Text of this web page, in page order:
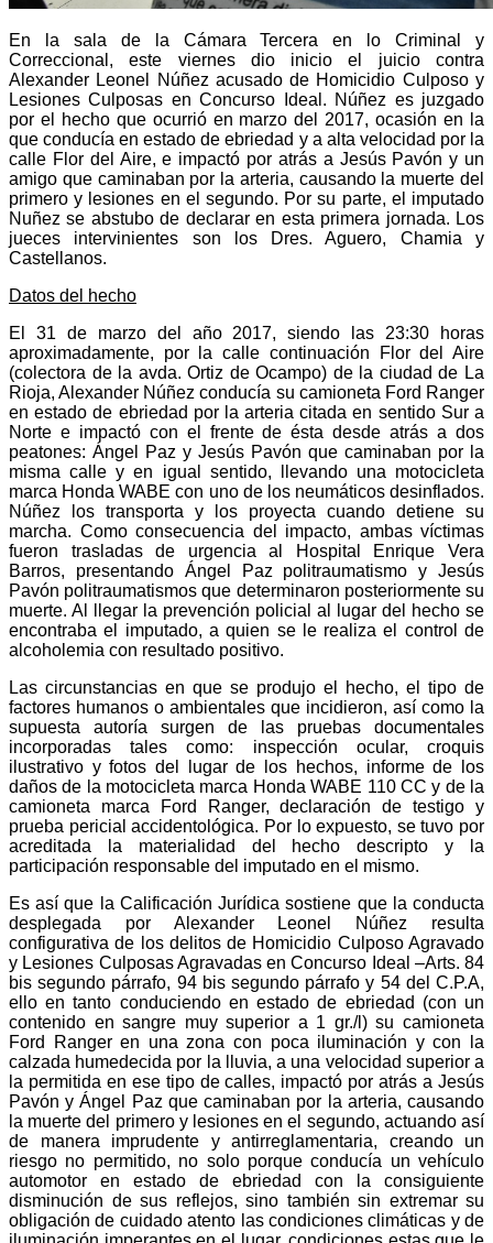
En la sala de la Cámara Tercera en lo Criminal y
Correccional, este viernes dio inicio el juicio contra
Alexander Leonel Núñez acusado de Homicidio Culposo y
Lesiones Culposas en Concurso Ideal. Núñez es juzgado
por el hecho que ocurrió en marzo del 2017, ocasión en la
que conducía en estado de ebriedad y a alta velocidad por la
calle Flor del Aire, e impactó por atrás a Jesús Pavón y un
amigo que caminaban por la arteria, causando la muerte del
primero y lesiones en el segundo. Por su parte, el imputado
Nuñez se abstubo de declarar en esta primera jornada. Los
jueces intervinientes son los Dres. Aguero, Chamia y
Castellanos.
Datos del hecho
El 31 de marzo del año 2017, siendo las 23:30 horas
aproximadamente, por la calle continuación Flor del Aire
(colectora de la avda. Ortiz de Ocampo) de la ciudad de La
Rioja, Alexander Núñez conducía su camioneta Ford Ranger
en estado de ebriedad por la arteria citada en sentido Sur a
Norte e impactó con el frente de ésta desde atrás a dos
peatones: Ángel Paz y Jesús Pavón que caminaban por la
misma calle y en igual sentido, llevando una motocicleta
marca Honda WABE con uno de los neumáticos desinflados.
Núñez los transporta y los proyecta cuando detiene su
marcha. Como consecuencia del impacto, ambas víctimas
fueron trasladas de urgencia al Hospital Enrique Vera
Barros, presentando Ángel Paz politraumatismo y Jesús
Pavón politraumatismos que determinaron posteriormente su
muerte. Al llegar la prevención policial al lugar del hecho se
encontraba el imputado, a quien se le realiza el control de
alcoholemia con resultado positivo.
Las circunstancias en que se produjo el hecho, el tipo de
factores humanos o ambientales que incidieron, así como la
supuesta autoría surgen de las pruebas documentales
incorporadas tales como: inspección ocular, croquis
ilustrativo y fotos del lugar de los hechos, informe de los
daños de la motocicleta marca Honda WABE 110 CC y de la
camioneta marca Ford Ranger, declaración de testigo y
prueba pericial accidentológica. Por lo expuesto, se tuvo por
acreditada la materialidad del hecho descripto y la
participación responsable del imputado en el mismo.
Es así que la Calificación Jurídica sostiene que la conducta
desplegada por Alexander Leonel Núñez resulta
configurativa de los delitos de Homicidio Culposo Agravado
y Lesiones Culposas Agravadas en Concurso Ideal –Arts. 84
bis segundo párrafo, 94 bis segundo párrafo y 54 del C.P.A,
ello en tanto conduciendo en estado de ebriedad (con un
contenido en sangre muy superior a 1 gr./l) su camioneta
Ford Ranger en una zona con poca iluminación y con la
calzada humedecida por la lluvia, a una velocidad superior a
la permitida en ese tipo de calles, impactó por atrás a Jesús
Pavón y Ángel Paz que caminaban por la arteria, causando
la muerte del primero y lesiones en el segundo, actuando así
de manera imprudente y antirreglamentaria, creando un
riesgo no permitido, no solo porque conducía un vehículo
automotor en estado de ebriedad con la consiguiente
disminución de sus reflejos, sino también sin extremar su
obligación de cuidado atento las condiciones climáticas y de